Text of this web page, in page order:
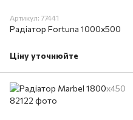
Артикул: 77441
Радіатор Fortuna 1000x500
Ціну уточнюйте